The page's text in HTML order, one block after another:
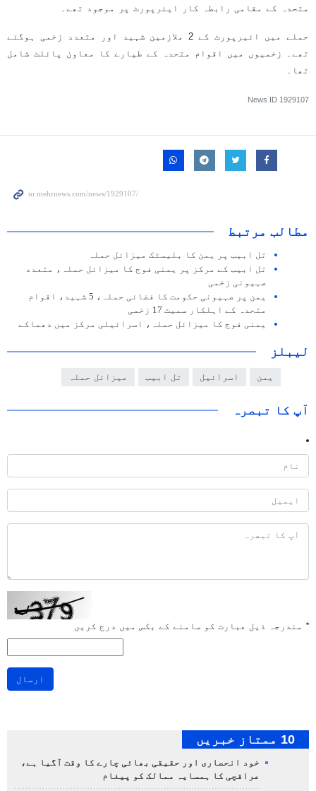
متحدہ کے مقامی رابطہ کار ایئرپورٹ پر موجود تھے۔
حملے میں ائیرپورٹ کے 2 ملازمین شہید اور متعدد زخمی ہوگئے
تھے۔ زخمیوں میں اقوام متحدہ کے طیارے کا معاون پائلٹ شامل
تھا۔
News ID 1929107
مطالب مرتبط
تل ابیب پر یمن کا بلیسٹک میزائل حملہ
تل ابیب کے مرکز پر یمنی فوج کا میزائل حملہ، متعدد
صہیونی زخمی
یمن پر صہیونی حکومت کا فضائی حملہ، 5 شہید، اقوام
متحدہ کے اہلکار سمیت 17 زخمی
یمنی فوج کا میزائل حملہ، اسرائیلی مرکز میں دھماکے
لیبلز
یمن اسرائیل تل ابیب میزائل حملہ
آپ کا تبصرہ
* مندرجہ ذیل عبارت کو سامنے کے بکس میں درج کریں
ارسال
10 ممتاز خبریں
خود انحصاری اور حقیقی بھائی چارے کا وقت آگیا ہے،
عراقچی کا ہمسایہ ممالک کو پیغام